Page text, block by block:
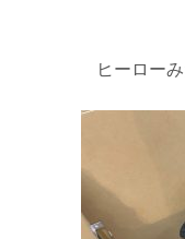
ヒーロー